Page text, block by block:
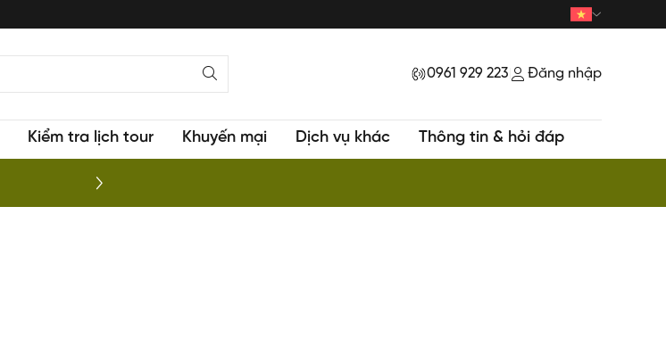
0961 929 223 Đăng nhập
Kiểm tra lịch tour Khuyến mại Dịch vụ khác Thông tin & hỏi đáp